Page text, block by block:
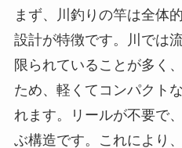
まず、川釣りの竿は全体
設計が特徴です。川では
限られていることが多く
ため、軽くてコンパクト
れます。リールが不要で
ぶ構造です。これにより